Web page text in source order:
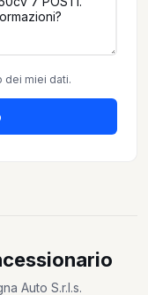
dei miei dati.
Auto S.r.l.s.